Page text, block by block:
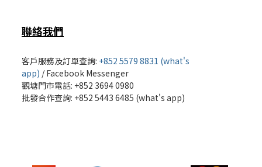
聯絡我們
客戶服務及訂單查詢: +852 5579 8831 (what's
app) /Facebook Messenger
觀塘門市電話: +852 3694 0980
批發合作查詢: +852 5443 6485 (what's app)